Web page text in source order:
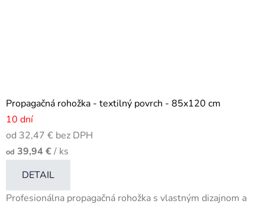
Propagačná rohožka - textilný povrch - 85x120 cm
10 dní
od 32,47 € bez DPH
od 39,94 €/ ks
DETAIL
Profesionálna propagačná rohožka s vlastným dizajnom a